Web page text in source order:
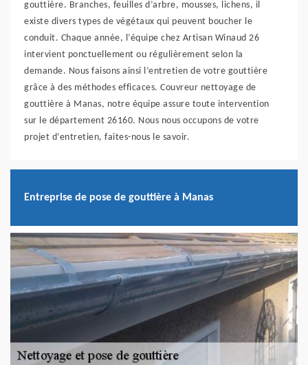
gouttière. Branches, feuilles d’arbre, mousses, lichens, il
existe divers types de végétaux qui peuvent boucher le
conduit. Chaque année, l’équipe chez Artisan Winaud 26
intervient ponctuellement ou régulièrement selon la
demande. Nous faisons ainsi l’entretien de votre gouttière
grâce à des méthodes efficaces. Couvreur nettoyage de
gouttière à Manas, notre équipe assure toute intervention
sur le département 26160. Nous nous occupons de votre
projet d’entretien, faites-nous le savoir.
Entreprise de pose de gouttière à Manas